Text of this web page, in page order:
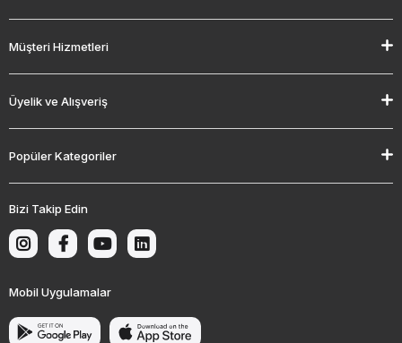
Müşteri Hizmetleri
Üyelik ve Alışveriş
Popüler Kategoriler
Bizi Takip Edin
Mobil Uygulamalar